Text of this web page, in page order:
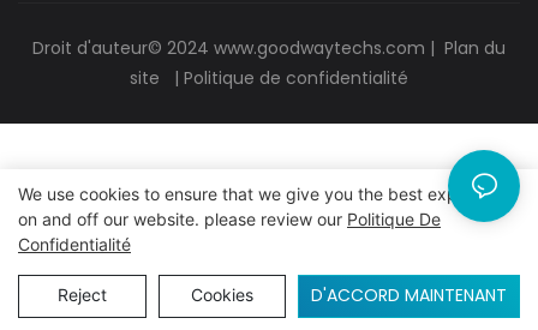
Droit d'auteur© 2024 www.goodwaytechs.com | Plan du
site
| Politique de confidentialité
We use cookies to ensure that we give you the best experience
on and off our website. please review our Politique De
Confidentialité
Reject Cookies D'ACCORD MAINTENANT